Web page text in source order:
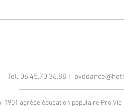
Tel. 06.45.70.36.88 I
1901 agréée éducation populaire Pro